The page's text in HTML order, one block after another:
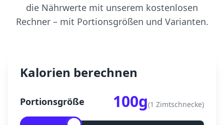
die Nährwerte mit unserem kostenlosen
Rechner – mit Portionsgrößen und Varianten.
Kalorien berechnen
Portionsgröße 100g(1 Zimtschnecke)